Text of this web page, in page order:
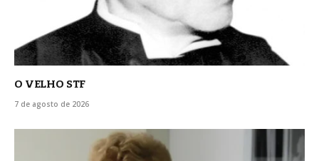
O VELHO STF
7 de agosto de 2026